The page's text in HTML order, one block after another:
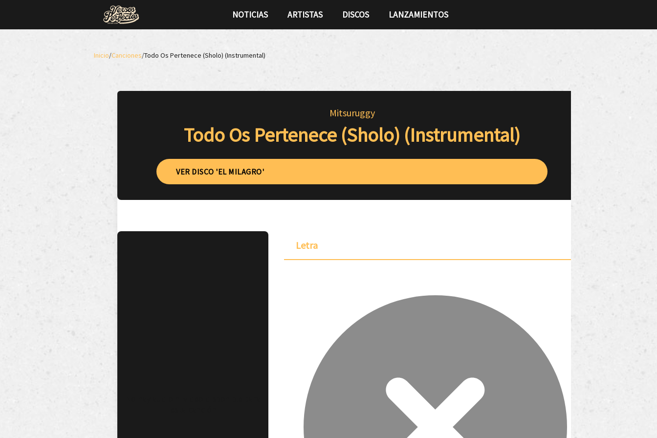
NOTICIAS ARTISTAS DISCOS LANZAMIENTOS
Inicio/Canciones/Todo Os Pertenece (Sholo) (Instrumental)
Mitsuruggy
Todo Os Pertenece (Sholo) (Instrumental)
VER DISCO 'EL MILAGRO'
Letra